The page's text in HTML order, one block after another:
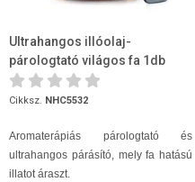
Ultrahangos illóolaj-
párologtató világos fa 1db
Cikksz. NHC5532
Aromaterápiás párologtató és
ultrahangos párásító, mely fa hatású
illatot áraszt.